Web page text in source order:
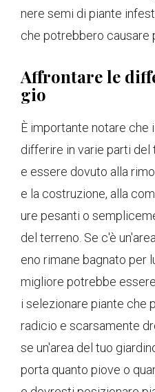
nere semi di piante
che potrebbero causare
Affrontare le
gio
È importante notare che
differire in varie parti del
e essere dovuto alla
e la costruzione, alla
ure pesanti o
del terreno. Se c'è
eno rimane bagnato per
migliore potrebbe
i selezionare piante che
radicio e scarsamente
se un'area del tuo
porta quanto piove o